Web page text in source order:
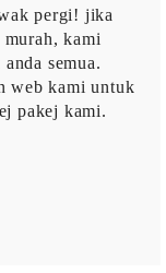
pergi! jika
murah, kami
semua.
web kami untuk
pakej kami.